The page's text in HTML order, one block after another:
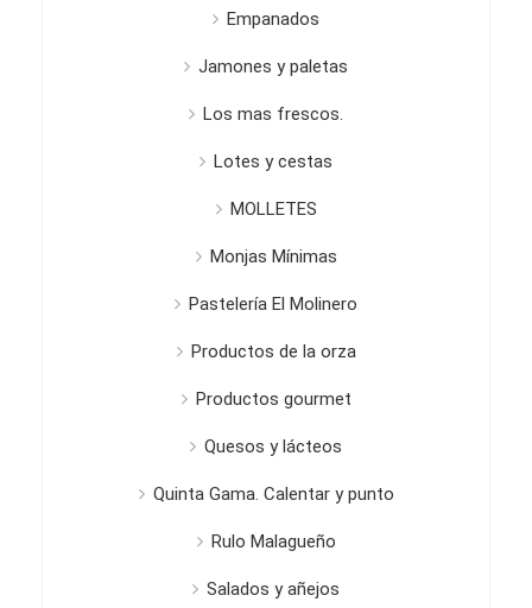
Empanados
Jamones y paletas
Los mas frescos.
Lotes y cestas
MOLLETES
Monjas Mínimas
Pastelería El Molinero
Productos de la orza
Productos gourmet
Quesos y lácteos
Quinta Gama. Calentar y punto
Rulo Malagueño
Salados y añejos